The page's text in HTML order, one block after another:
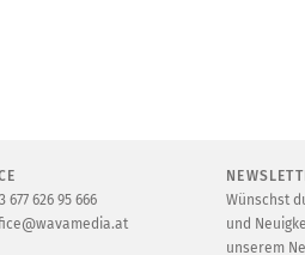
677 626 95 666
Wünschst
und
unserem